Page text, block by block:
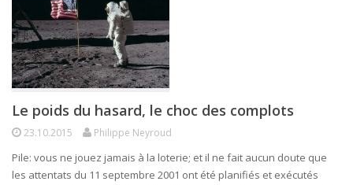
Le poids du hasard, le choc des complots
23.10.2015 Philippe Neyroud
Pile: vous ne jouez jamais à la loterie; et il ne fait aucun doute que
les attentats du 11 septembre 2001 ont été planifiés et exécutés